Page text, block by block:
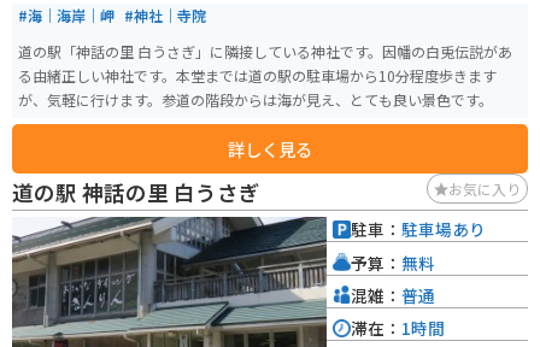
#海｜海岸｜岬 #神社｜寺院
道の駅「神話の里 白うさぎ」に隣接している神社です。因幡の白兎伝説があ
る由緒正しい神社です。本堂までは道の駅の駐車場から10分程度歩きます
が、気軽に行けます。参道の階段からは海が見え、とても良い景色です。
詳しく見る
道の駅 神話の里 白うさぎ お気に入り
駐車： 駐車場あり
予算： 無料
混雑： 普通
滞在： 1時間